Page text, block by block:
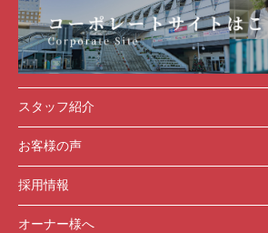
スタッフ紹介
お客様の声
採用情報
オーナー様へ